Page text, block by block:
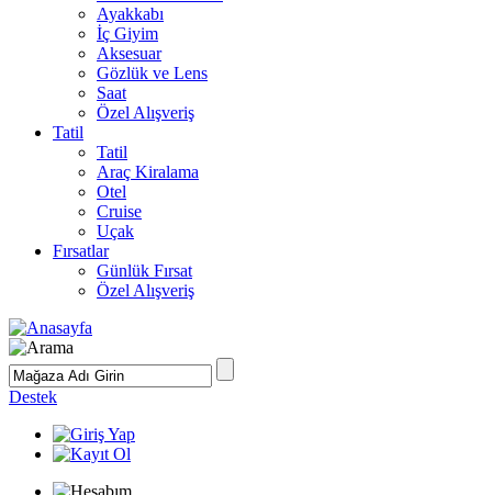
Ayakkabı
İç Giyim
Aksesuar
Gözlük ve Lens
Saat
Özel Alışveriş
Tatil
Tatil
Araç Kiralama
Otel
Cruise
Uçak
Fırsatlar
Günlük Fırsat
Özel Alışveriş
Destek